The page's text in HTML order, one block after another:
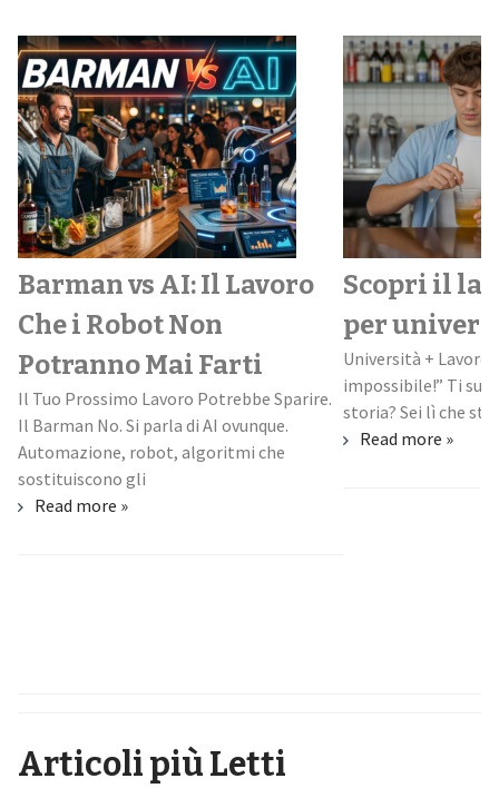
Barman vs AI: Il Lavoro
Che i Robot Non
Potranno Mai Farti
Il Tuo Prossimo Lavoro Potrebbe Sparire.
Il Barman No. Si parla di AI ovunque.
Automazione, robot, algoritmi che
sostituiscono gli
Read more »
Scopri il
per
Università +
impossibile!” Ti
storia? Sei lì che
Read more »
Articoli più Letti